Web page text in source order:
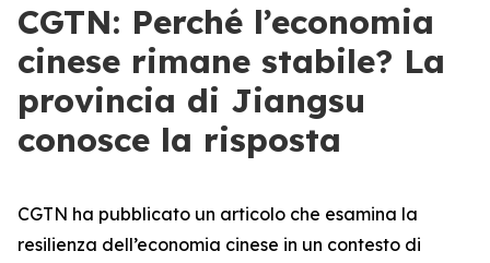
CGTN: Perché l’economia
cinese rimane stabile? La
provincia di Jiangsu
conosce la risposta
CGTN ha pubblicato un articolo che esamina la
resilienza dell’economia cinese in un contesto di